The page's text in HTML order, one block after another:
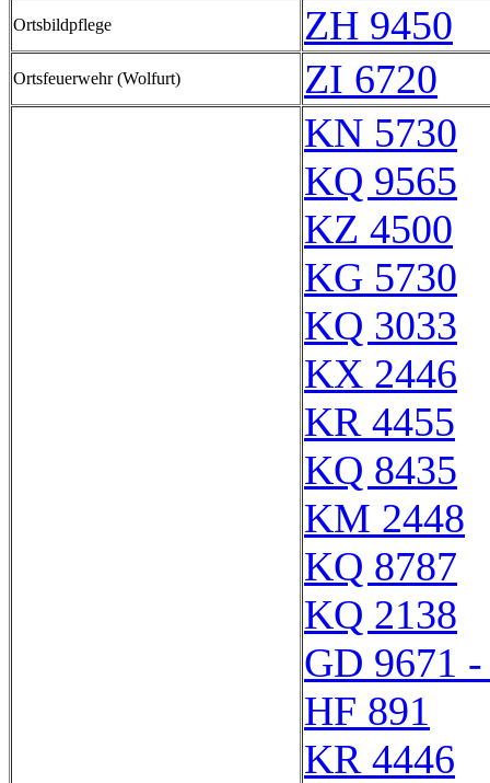
Ortsbildpflege ZH 9450
Ortsfeuerwehr (Wolfurt) ZI 6720
KN 5730
KQ 9565
KZ 4500
KG 5730
KQ 3033
KX 2446
KR 4455
KQ 8435
KM 2448
KQ 8787
KQ 2138
GD 9671
HF 891
KR 4446